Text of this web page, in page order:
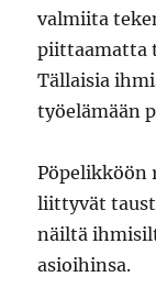
valmiita
piittaamatta
Tällaisia
työelämään
Pöpelikköön
liittyvät
näiltä
asioihinsa.